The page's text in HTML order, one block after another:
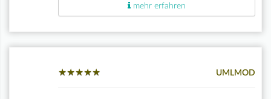
mehr erfahren
★★★★★
★★★★★ UMLMOD